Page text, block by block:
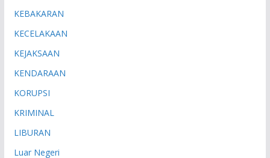
KEBAKARAN
KECELAKAAN
KEJAKSAAN
KENDARAAN
KORUPSI
KRIMINAL
LIBURAN
Luar Negeri